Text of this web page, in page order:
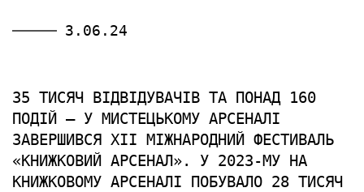
3.06.24
35 ТИСЯЧ ВІДВІДУВАЧІВ ТА ПОНАД 160
ПОДІЙ — У МИСТЕЦЬКОМУ АРСЕНАЛІ
ЗАВЕРШИВСЯ ХІІ МІЖНАРОДНИЙ ФЕСТИВАЛЬ
«КНИЖКОВИЙ АРСЕНАЛ». У 2023-МУ НА
КНИЖКОВОМУ АРСЕНАЛІ ПОБУВАЛО 28 ТИСЯЧ